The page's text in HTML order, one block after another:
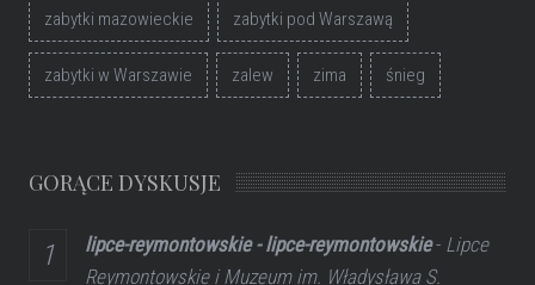
zabytki mazowieckie zabytki pod Warszawą
zabytki w Warszawie zalew zima śnieg
GORĄCE DYSKUSJE
lipce-reymontowskie - lipce-reymontowskie- Lipce
Reymontowskie i Muzeum im. Władysława S.